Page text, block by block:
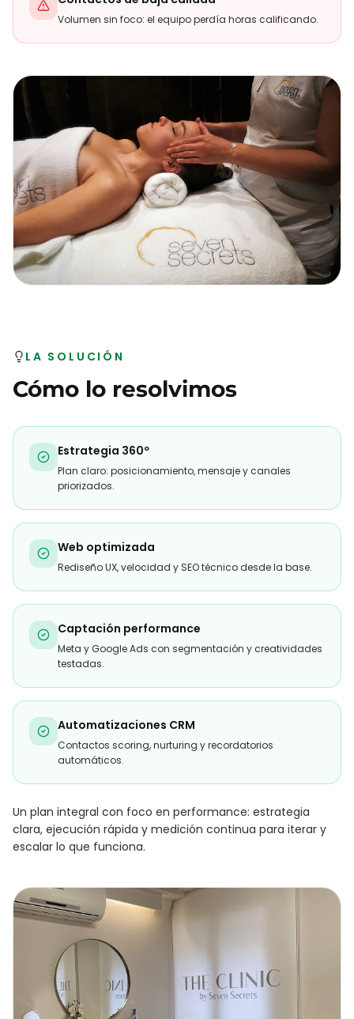
Volumen sin foco: el equipo perdía horas calificando.
LA SOLUCIÓN
Cómo lo resolvimos
Estrategia 360º
Plan claro: posicionamiento, mensaje y canales
priorizados.
Web optimizada
Rediseño UX, velocidad y SEO técnico desde la base.
Captación performance
Meta y Google Ads con segmentación y creatividades
testadas.
Automatizaciones CRM
Contactos scoring, nurturing y recordatorios
automáticos.
Un plan integral con foco en performance: estrategia
clara, ejecución rápida y medición continua para iterar y
escalar lo que funciona.